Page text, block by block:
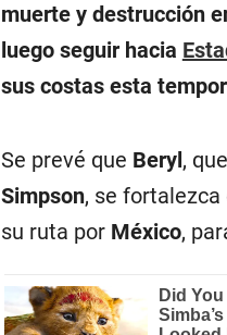
muerte y destrucción
luego seguir hacia
sus costas esta
Se prevé que Beryl,
Simpson, se fortalezca
su ruta por México,